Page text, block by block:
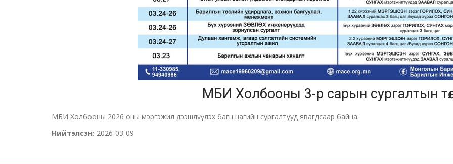
МБИ Холбооны 3-р сарын сургалтын
МБИ Холбооны 2026 оны мэргэжил дээшлүүлэх багц цагийн сургалтууд явагдсаар байна.
Нийтэлсэн: 2026-03-09